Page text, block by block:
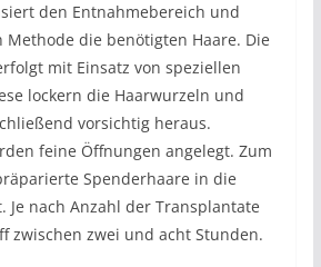
den Entnahmebereich und
die benötigten Haare. Die
mit Einsatz von speziellen
lockern die Haarwurzeln und
vorsichtig heraus.
feine Öffnungen angelegt. Zum
Spenderhaare in die
Je nach Anzahl der Transplantate
zwischen zwei und acht Stunden.